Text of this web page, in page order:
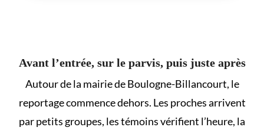
Avant l’entrée, sur le parvis, puis juste après
Autour de la mairie de Boulogne-Billancourt, le
reportage commence dehors. Les proches arrivent
par petits groupes, les témoins vérifient l’heure, la